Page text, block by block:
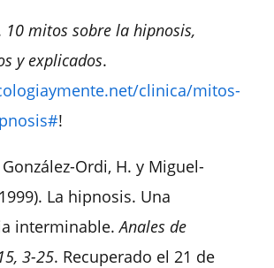
10 mitos sobre la hipnosis,
y explicados.
clinica/mitos-
!
Ordi, H. y Miguel-
La hipnosis. Una
interminable.Anales de
3-25. Recuperado el 21 de